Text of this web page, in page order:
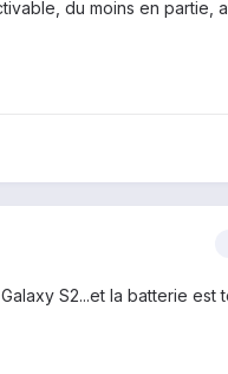
du moins en partie,
S2...et la batterie est